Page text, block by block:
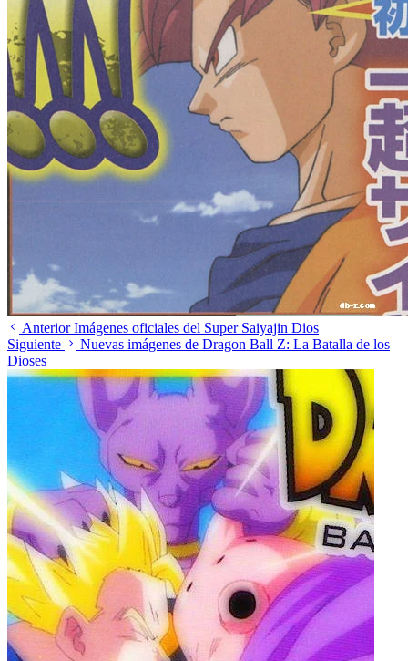
AnteriorImágenes oficiales del Super Saiyajin Dios
Siguiente
Nuevas imágenes de Dragon Ball Z: La Batalla de los
Dioses